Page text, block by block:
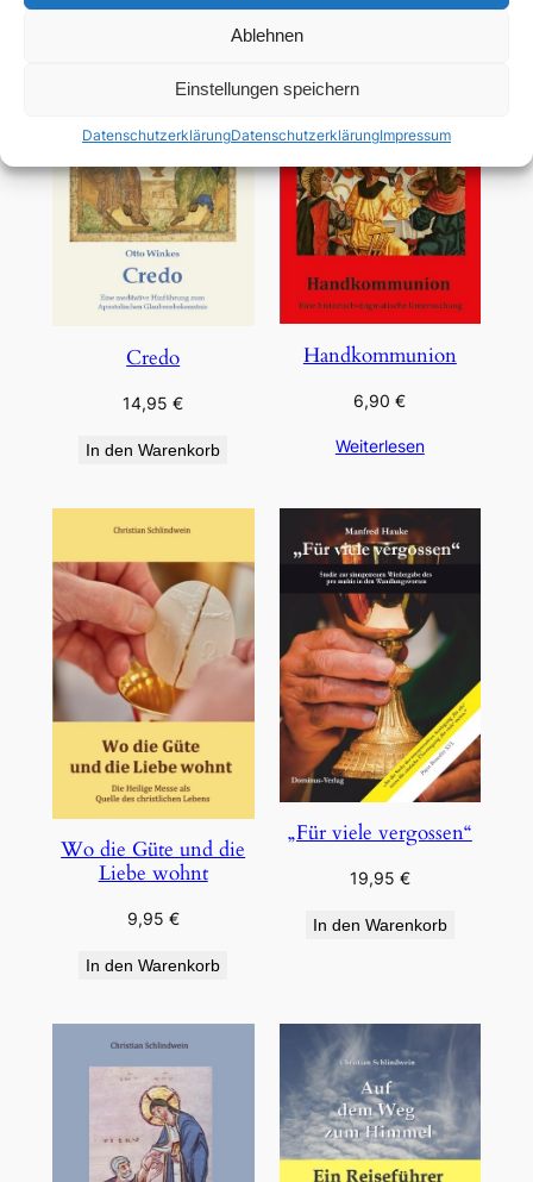
Ablehnen
Einstellungen speichern
DatenschutzerklärungDatenschutzerklärungImpressum
Credo
14,95€
In den Warenkorb
Handkommunion
6,90€
Weiterlesen
Wo die Güte und die
Liebe wohnt
9,95 €
In den Warenkorb
„Für viele vergossen“
19,95 €
In den Warenkorb